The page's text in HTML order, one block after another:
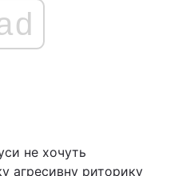
не хочуть
агресивну риторику